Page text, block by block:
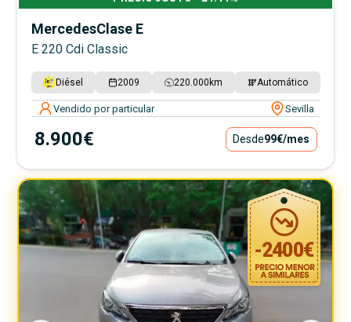
MercedesClase E
E 220 Cdi Classic
Diésel 2009 220.000 km Automático
Vendido por particular Sevilla
8.900€ Desde99€/mes
-2400€